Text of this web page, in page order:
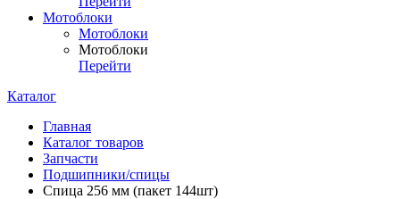
Мотоблоки
Мотоблоки
Мотоблоки
Перейти
Каталог
Главная
Каталог товаров
Запчасти
Подшипники/спицы
Спица 256 мм (пакет 144шт)